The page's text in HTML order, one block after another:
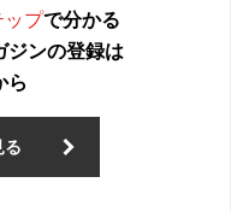
ップで分かる
ジンの登録は
ら
る